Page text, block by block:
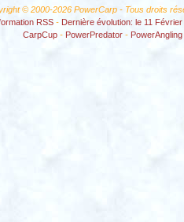
© 2000-2026 PowerCarp - Tous droits
RSS - Dernière évolution: le 11
CarpCup- PowerPredator- PowerAngling